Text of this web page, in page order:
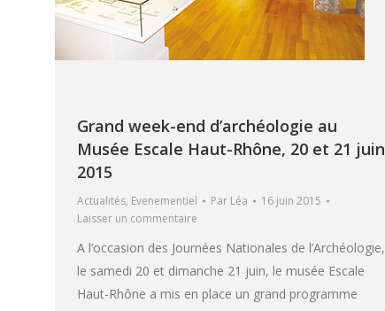
Grand week-end d’archéologie au
Musée Escale Haut-Rhône, 20 et 21 juin
2015
Actualités, Evenementiel Par Léa
16 juin 2015
Laisser un commentaire
A l’occasion des Journées Nationales de l’Archéologie,
le samedi 20 et dimanche 21 juin, le musée Escale
Haut-Rhône a mis en place un grand programme